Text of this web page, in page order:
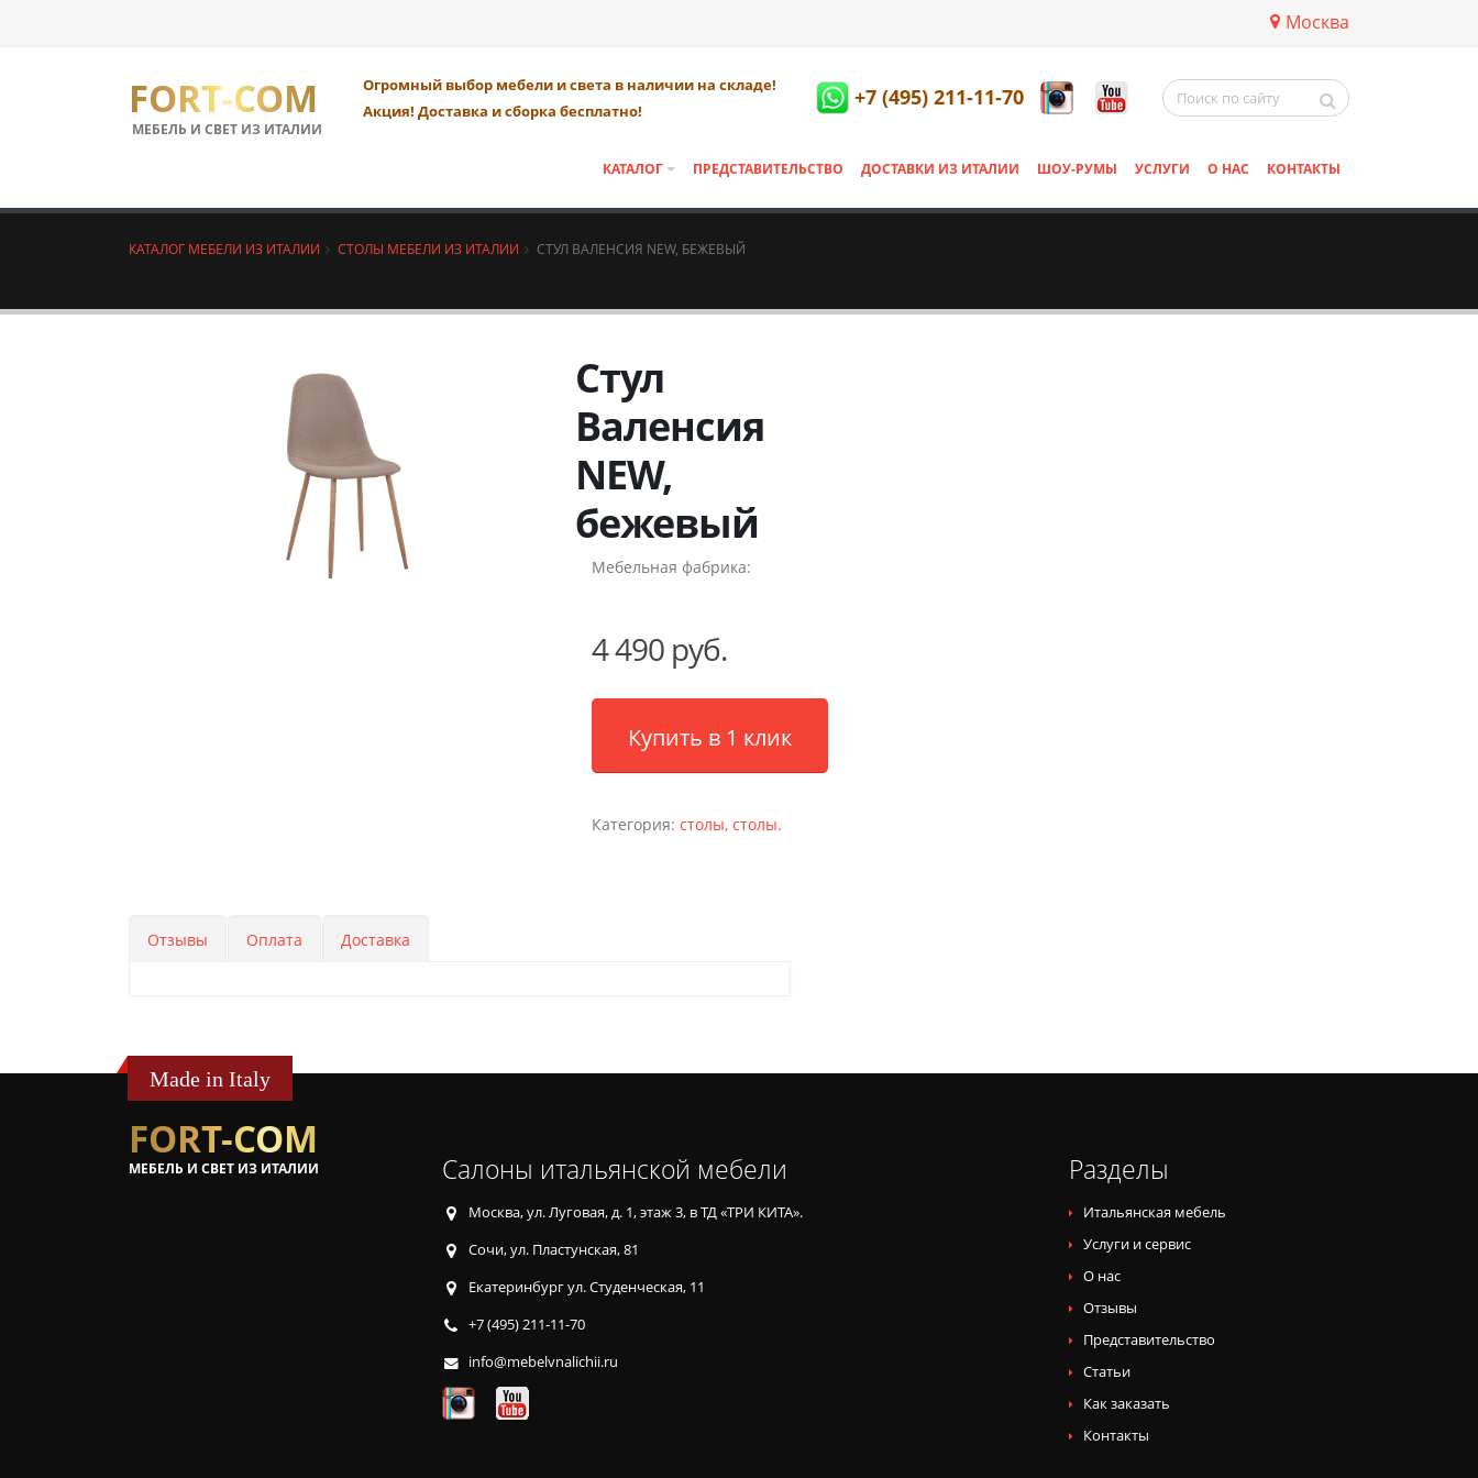
Москва
FORT-COM
МЕБЕЛЬ И СВЕТ ИЗ ИТАЛИИ
Огромный выбор мебели и света в наличии на складе!
Акция! Доставка и сборка бесплатно!
+7 (495) 211-11-70
КАТАЛОГ ПРЕДСТАВИТЕЛЬСТВО ДОСТАВКИ ИЗ ИТАЛИИ ШОУ-РУМЫ УСЛУГИ О НАС КОНТАКТЫ
КАТАЛОГ МЕБЕЛИ ИЗ ИТАЛИИ СТОЛЫ МЕБЕЛИ ИЗ ИТАЛИИ СТУЛ ВАЛЕНСИЯ NEW, БЕЖЕВЫЙ
Стул
Валенсия
NEW,
бежевый
Мебельная фабрика:
4 490 руб.
Купить в 1 клик
Категория:столы,столы.
Отзывы Оплата Доставка
Made in Italy
FORT-COM
МЕБЕЛЬ И СВЕТ ИЗ ИТАЛИИ Салоны итальянской мебели
Москва, ул. Луговая, д. 1, этаж 3, в ТД «ТРИ КИТА».
Сочи, ул. Пластунская, 81
Екатеринбург ул. Студенческая, 11
+7 (495) 211-11-70
info@mebelvnalichii.ru
Разделы
Итальянская мебель
Услуги и сервис
О нас
Отзывы
Представительство
Статьи
Как заказать
Контакты